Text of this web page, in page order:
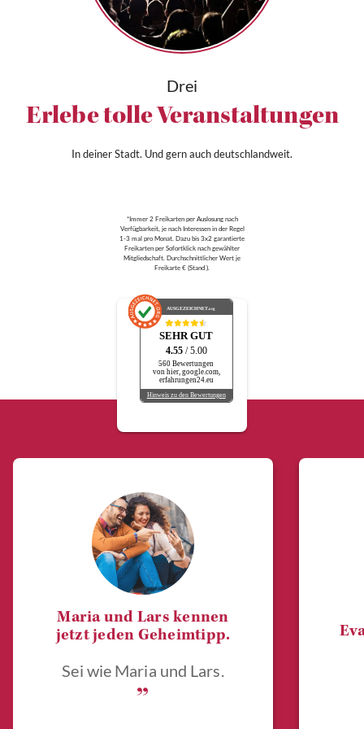
Drei
Erlebe tolle Veranstaltungen
In deiner Stadt. Und gern auch deutschlandweit.
*Immer 2 Freikarten per Auslosung nach
Verfügbarkeit, je nach Interessen in der Regel
1-3 mal pro Monat. Dazu bis 3x2 garantierte
Freikarten per Sofortklick nach gewählter
Mitgliedschaft. Durchschnittlicher Wert je
Freikarte € (Stand ).
AUSGEZEICHNET.org
SEHR GUT
4.55 / 5.00
560 Bewertungen
von hier, google.com,
erfahrungen24.eu
Hinweis zu den Bewertungen
Maria und Lars kennen
jetzt jeden Geheimtipp.
Sei wie Maria und Lars.
„